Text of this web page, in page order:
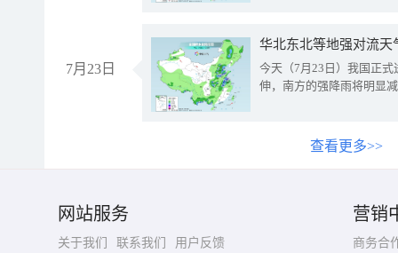
7月23日
华北东北等地强对流天
今天（7月23日）我国正
伸，南方的强降雨将明显
查看更多>>
网站服务
关于我们 联系我们
用户反馈
营销
商务合